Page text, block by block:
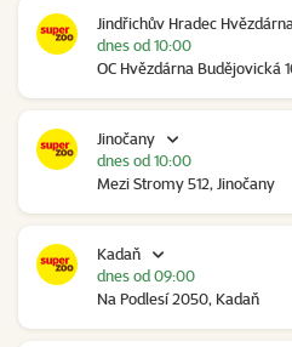
Jindřichův Hradec Hvězdárna
OC Hvězdárna Budějovická
dnes od 10:00
Jinočany
Mezi Stromy 512, Jinočany
dnes od 10:00
Kadaň
Na Podlesí 2050, Kadaň
dnes od 09:00